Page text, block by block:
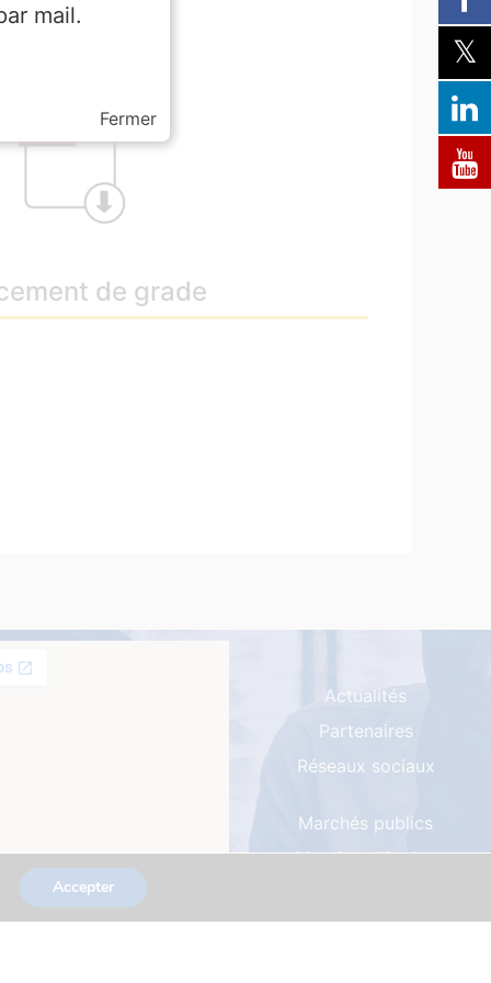
de grade
Actualités
Partenaires
Réseaux sociaux
Marchés publics
Mentions légales
Contacts
Accepter
Fermer
mail.